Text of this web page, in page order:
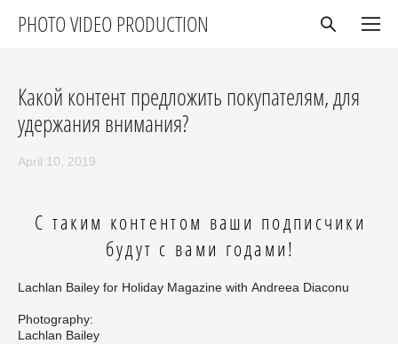
PHOTO VIDEO PRODUCTION
Какой контент предложить покупателям, для
удержания внимания?
April 10, 2019
С таким контентом ваши подписчики
будут с вами годами!
Lachlan Bailey for Holiday Magazine with Andreea Diaconu
Photography:
Lachlan Bailey